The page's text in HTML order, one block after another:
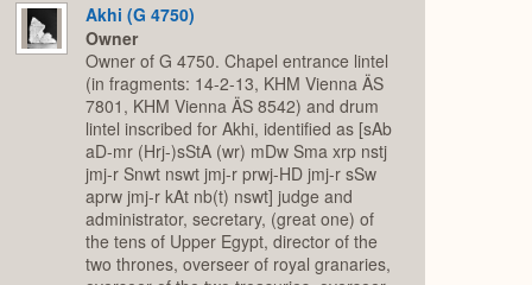
Akhi (G 4750)
Owner
Owner of G 4750. Chapel entrance lintel
(in fragments: 14-2-13, KHM Vienna ÄS
7801, KHM Vienna ÄS 8542) and drum
lintel inscribed for Akhi, identified as [sAb
aD-mr (Hrj-)sStA (wr) mDw Sma xrp nstj
jmj-r Snwt nswt jmj-r prwj-HD jmj-r sSw
aprw jmj-r kAt nb(t) nswt] judge and
administrator, secretary, (great one) of
the tens of Upper Egypt, director of the
two thrones, overseer of royal granaries,